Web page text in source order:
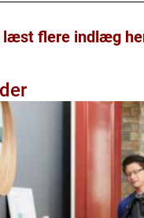
læst flere indlæg